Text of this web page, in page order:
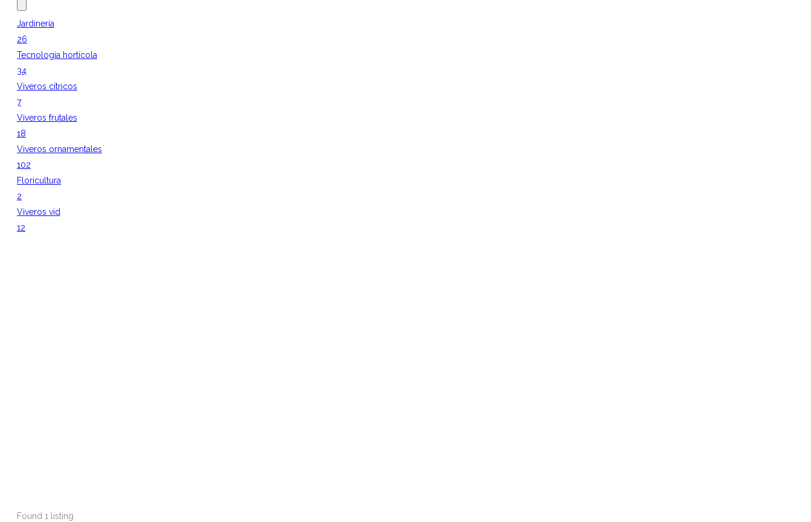
Jardinería
26
Tecnología hortícola
34
Viveros cítricos
7
Viveros frutales
18
Viveros ornamentales
102
Floricultura
2
Viveros vid
12
Found 1
listing